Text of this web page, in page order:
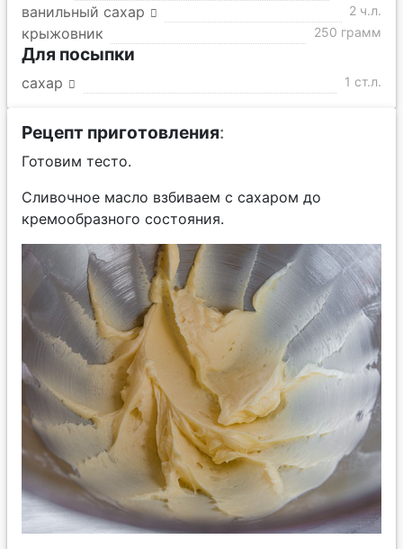
ванильный сахар 2 ч.л.
крыжовник 250 грамм
Для посыпки
сахар 1 ст.л.
Рецепт приготовления:
Готовим тесто.
Сливочное масло взбиваем с сахаром до
кремообразного состояния.